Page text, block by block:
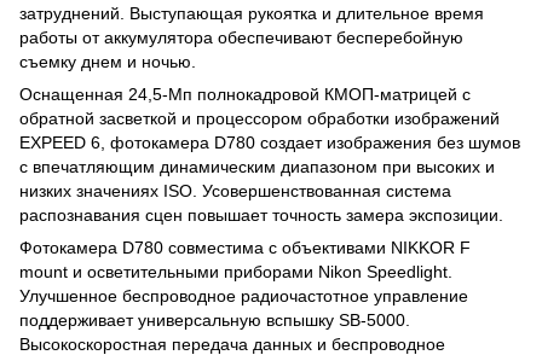
затруднений. Выступающая рукоятка и длительное время
работы от аккумулятора обеспечивают бесперебойную
съемку днем и ночью.
Оснащенная 24,5-Мп полнокадровой КМОП-матрицей с
обратной засветкой и процессором обработки изображений
EXPEED 6, фотокамера D780 создает изображения без шумов
с впечатляющим динамическим диапазоном при высоких и
низких значениях ISO. Усовершенствованная система
распознавания сцен повышает точность замера экспозиции.
Фотокамера D780 совместима с объективами NIKKOR F
mount и осветительными приборами Nikon Speedlight.
Улучшенное беспроводное радиочастотное управление
поддерживает универсальную вспышку SB-5000.
Высокоскоростная передача данных и беспроводное